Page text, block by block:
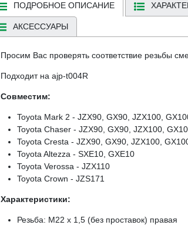
ПОДРОБНОЕ ОПИСАНИЕ
АКСЕССУАРЫ
Просим Вас проверять соответствие резьбы
Подходит на ajp-t004R
Совместим:
Toyota Mark 2 - JZX90, GX90, JZX100,
Toyota Chaser - JZX90, GX90, JZX100,
Toyota Cresta - JZX90, GX90, JZX100,
Toyota Altezza - SXE10, GXE10
Toyota Verossa - JZX110
Toyota Crown - JZS171
Характеристики:
Резьба: M22 х 1,5 (без проставок) правая